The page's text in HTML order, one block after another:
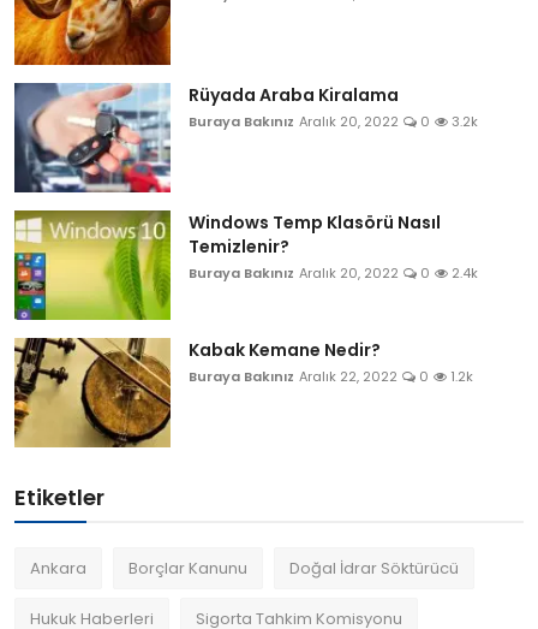
Rüyada Araba Kiralama
Buraya Bakınız Aralık 20, 2022 0 3.2k
Windows Temp Klasörü Nasıl
Temizlenir?
Buraya Bakınız Aralık 20, 2022 0 2.4k
Kabak Kemane Nedir?
Buraya Bakınız Aralık 22, 2022 0 1.2k
Etiketler
Ankara Borçlar Kanunu Doğal İdrar Söktürücü
Hukuk Haberleri Sigorta Tahkim Komisyonu